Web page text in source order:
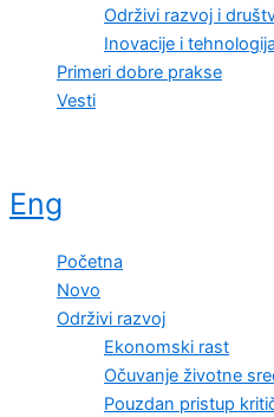
Održivi razvoj i
Inovacije i
Primeri dobre prakse
Vesti
Eng
Početna
Novo
Održivi razvoj
Ekonomski rast
Očuvanje životne
Pouzdan pristup